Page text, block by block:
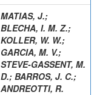
MATIAS, J.;
BLECHA, I. M. Z.;
KOLLER, W. W.;
GARCIA, M. V.;
STEVE-GASSENT, M.
D.; BARROS, J. C.;
ANDREOTTI, R.